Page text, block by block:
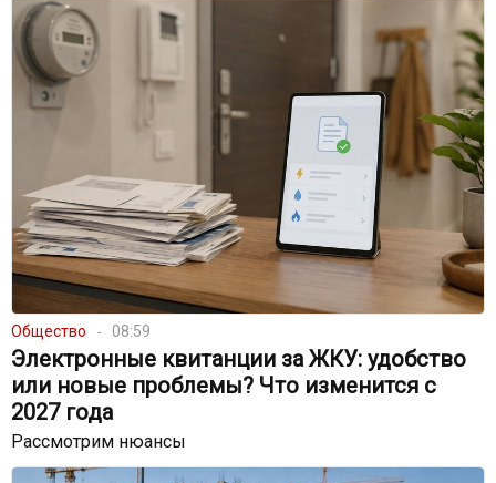
Общество 08:59
Электронные квитанции за ЖКУ: удобство
или новые проблемы? Что изменится с
2027 года
Рассмотрим нюансы